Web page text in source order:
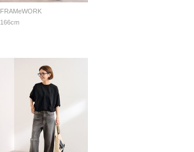
FRAMeWORK
166cm